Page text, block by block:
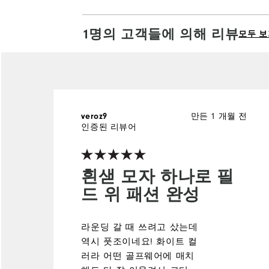
1명의 고객들에 의해 리뷰모두 보
흰샏 모자 하나로 필
드 위 패션 완성
만든 1 개월 전
veroz9
인증된 리뷰어
라운딩 갈 때 쓰려고 샀는데
역시 풋조이네요! 화이트 컬
러라 어떤 골프웨어에 매치